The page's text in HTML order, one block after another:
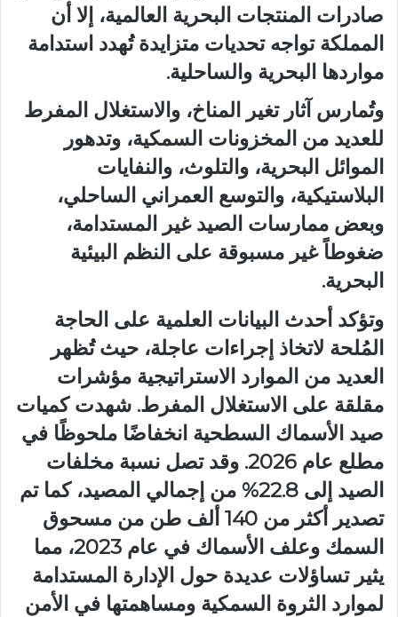
صادرات المنتجات البحرية العالمية، إلا أن
المملكة تواجه تحديات متزايدة تُهدد استدامة
مواردها البحرية والساحلية.
وتُمارس آثار تغير المناخ، والاستغلال المفرط
للعديد من المخزونات السمكية، وتدهور
الموائل البحرية، والتلوث، والنفايات
البلاستيكية، والتوسع العمراني الساحلي،
وبعض ممارسات الصيد غير المستدامة،
ضغوطاً غير مسبوقة على النظم البيئية
البحرية.
وتؤكد أحدث البيانات العلمية على الحاجة
المُلحة لاتخاذ إجراءات عاجلة، حيث تُظهر
العديد من الموارد الاستراتيجية مؤشرات
مقلقة على الاستغلال المفرط. شهدت كميات
صيد الأسماك السطحية انخفاضًا ملحوظًا في
مطلع عام 2026. وقد تصل نسبة مخلفات
الصيد إلى 22.8% من إجمالي المصيد، كما تم
تصدير أكثر من 140 ألف طن من مسحوق
السمك وعلف الأسماك في عام 2023، مما
يثير تساؤلات عديدة حول الإدارة المستدامة
لموارد الثروة السمكية ومساهمتها في الأمن